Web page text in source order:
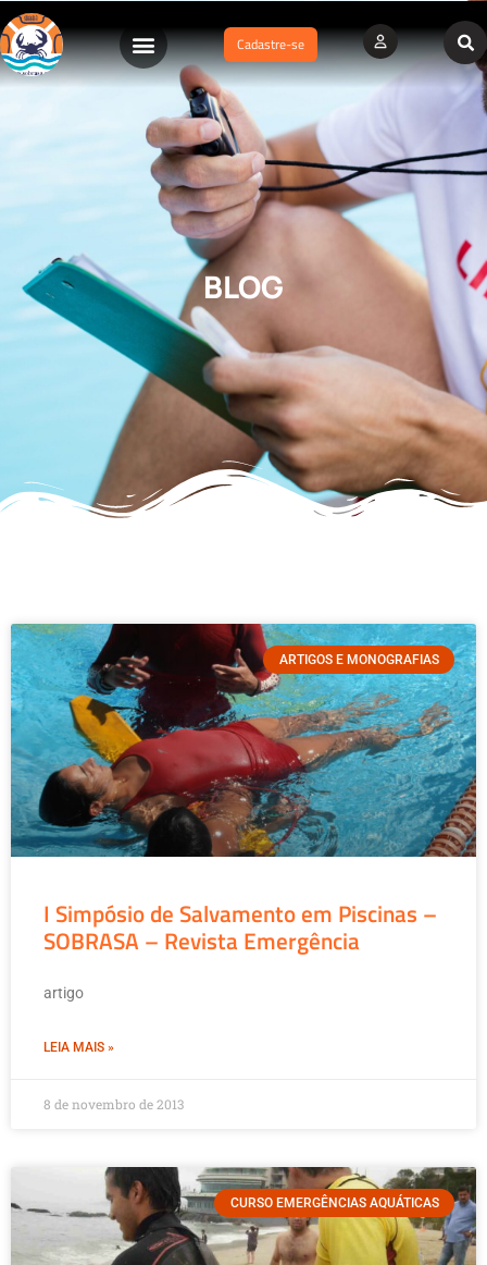
Cadastre-se
BLOG
ARTIGOS E MONOGRAFIAS
I Simpósio de Salvamento em Piscinas –
SOBRASA – Revista Emergência
artigo
LEIA MAIS »
8 de novembro de 2013
CURSO EMERGÊNCIAS AQUÁTICAS